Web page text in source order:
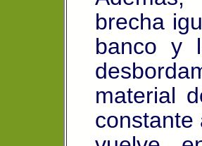
brecha
banco y
material
constante